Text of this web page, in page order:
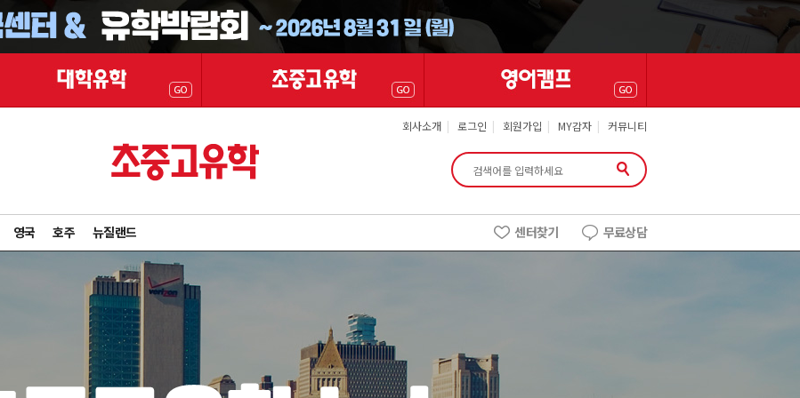
회사소개 | 로그인 | 회원가입 | MY감자 | 커뮤니티
영국 호주 뉴질랜드 무료상담
센터찾기